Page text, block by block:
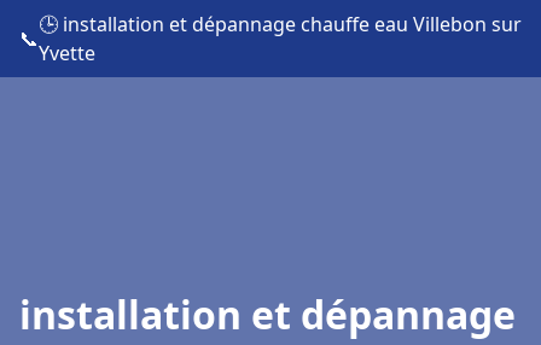
📞
🕒 installation et dépannage chauffe eau Villebon sur
Yvette
installation et dépannage